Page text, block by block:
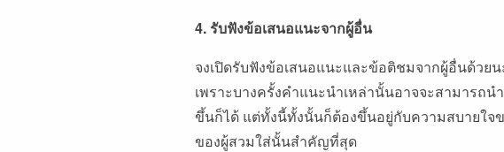
4. รับฟังข้อเสนอแนะจากผู้อื่น
จงเปิดรับฟังข้อเสนอแนะและข้อติชมจากผู้อื่นด้วยน
เพราะบางครั้งคำแนะนำเหล่านั้นอาจจะสามารถ
ขึ้นก็ได้ แต่ทั้งนี้ทั้งนั้นก็ต้องขึ้นอยู่กับความสบายใจ
ของผู้สวมใส่นั้นสำคัญที่สุด